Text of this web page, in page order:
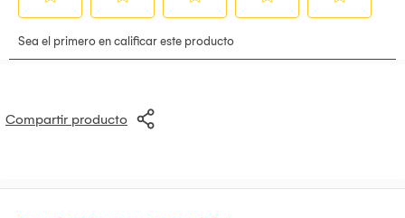
Compartir producto